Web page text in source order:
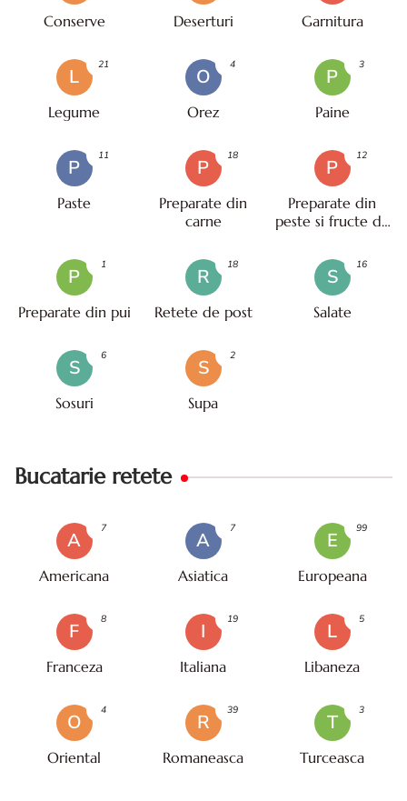
Conserve Deserturi Garnitura
L
Legume
21
O
Orez
4
P
Paine
3
P
Paste
11
P
Preparate din
carne
18
P
Preparate din
peste si fructe de
12
P
Preparate din pui
1
R
Retete de post
18
S
Salate
16
S
Sosuri
6
S
Supa
2
Bucatarie retete
A
Americana
7
A
Asiatica
7
E
Europeana
99
F
Franceza
8
I
Italiana
19
L
Libaneza
5
O
Oriental
4
R
Romaneasca
39
T
Turceasca
3